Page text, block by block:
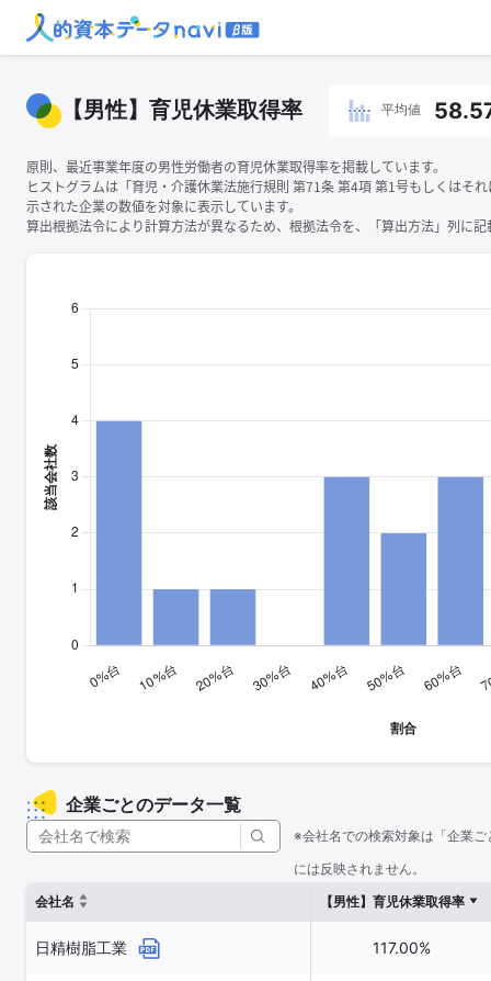
【男性】育児休業取得率 平均値
原則、最近事業年度の男性労働者の育児休業取得率を掲載しています。
ヒストグラムは「育児・介護休業法施行規則 第71条 第4項 第1号もしくはそ
示された企業の数値を対象に表示しています。
算出根拠法令により計算方法が異なるため、根拠法令を、「算出方法」列に
企業ごとのデータ一覧
※会社名での検索対象は「企業
には反映されません。
会社名
【男性】育児休業取得率
日精樹脂工業 117.00%